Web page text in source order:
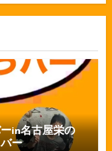
in名古屋栄の
ー